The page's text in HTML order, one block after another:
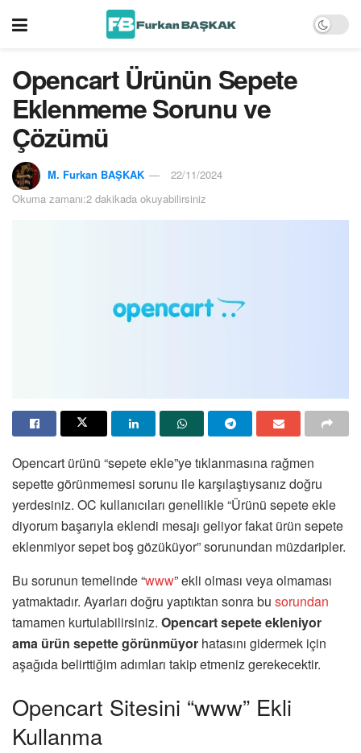
Opencart Ürünün Sepete
Eklenmeme Sorunu ve
Çözümü
M. Furkan BAŞKAK
22/11/2024
Okuma zamanı:2 dakikada okuyabilirsiniz
Opencart ürünü “sepete ekle”ye tıklanmasına rağmen
sepette görünmemesi sorunu ile karşılaştıysanız doğru
yerdesiniz. OC kullanıcıları genellikle “Ürünü sepete ekle
diyorum başarıyla eklendi mesajı geliyor fakat ürün sepete
eklenmiyor sepet boş gözüküyor” sorunundan müzdaripler.
Bu sorunun temelinde “www” ekli olması veya olmaması
yatmaktadır. Ayarları doğru yaptıktan sonra bu sorundan
tamamen kurtulabilirsiniz. Opencart sepete ekleniyor
ama ürün sepette görünmüyor hatasını gidermek için
aşağıda belirttiğim adımları takip etmeniz gerekecektir.
Opencart Sitesini “www” Ekli
Kullanma